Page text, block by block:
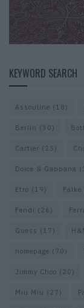
KEYWORD SEARCH
Assouline (18)
Berlin (30)
Cartier (25)
Dolce & Gabbana
Etro (19) Falke
Fendi (26)
Guess (17)
homepage (70)
Jimmy Choo (20)
Miu Miu (27)